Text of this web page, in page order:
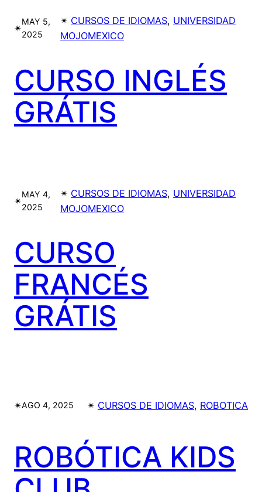
✴︎
MAY 5,
2025
✴︎ CURSOS DE IDIOMAS, UNIVERSIDAD
MOJOMEXICO
CURSO INGLÉS
GRÁTIS
✴︎
MAY 4,
2025
✴︎ CURSOS DE IDIOMAS, UNIVERSIDAD
MOJOMEXICO
CURSO
FRANCÉS
GRÁTIS
✴︎AGO 4, 2025 ✴︎ CURSOS DE IDIOMAS, ROBOTICA
ROBÓTICA KIDS